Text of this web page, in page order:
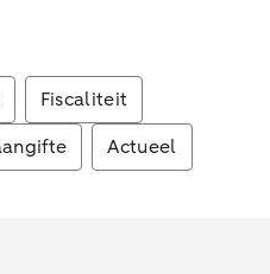
Fiscaliteit
Actueel